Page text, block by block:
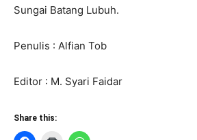
Sungai Batang Lubuh.
Penulis : Alfian Tob
Editor : M. Syari Faidar
Share this: